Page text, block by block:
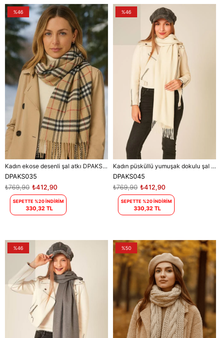
Kadın ekose desenli şal atkı DPAKS035
DPAKS035
₺412,90
₺769,90
SEPETTE %20 İNDİRİM
330,32 TL
%46
Kadın püsküllü yumuşak dokulu şal DPAKS045
DPAKS045
₺412,90
₺769,90
SEPETTE %20 İNDİRİM
330,32 TL
%46
%46 %50